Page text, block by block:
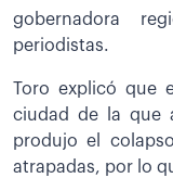
gobernadora
periodistas.
Toro explicó que
ciudad de la que
produjo el
atrapadas, por lo